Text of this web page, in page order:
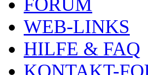
WEB-LINKS
HILFE & FAQ
KONTAKT-